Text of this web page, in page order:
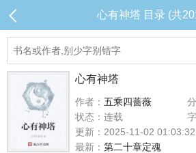
心有神塔 目录 (共
心有神塔
作者： 五乘四蔷薇
状态：连载
更新：2025-11-02 01:03:32
最新： 第二十章定魂